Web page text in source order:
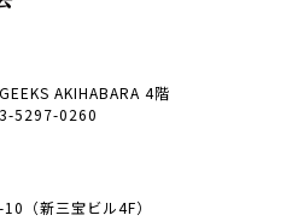
AKIHABARA 4階
5297-0260
（新三宝ビル4F）